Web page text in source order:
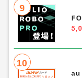
9
10
au